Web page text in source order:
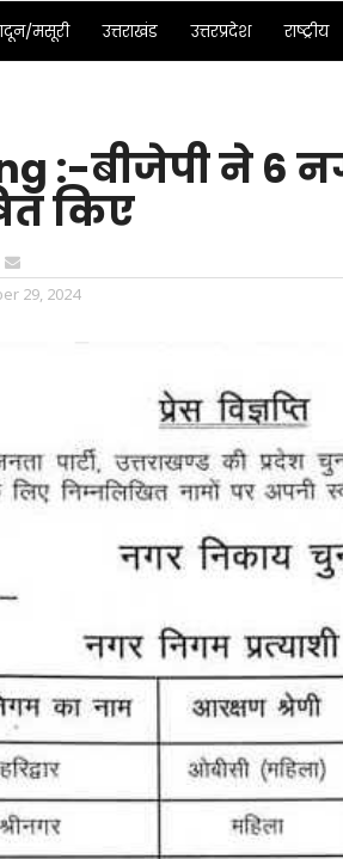
मसूरी उत्तराखंड उत्तरप्रदेश राष्ट्रीय
:-बीजेपी ने 6
किए
29, 2024